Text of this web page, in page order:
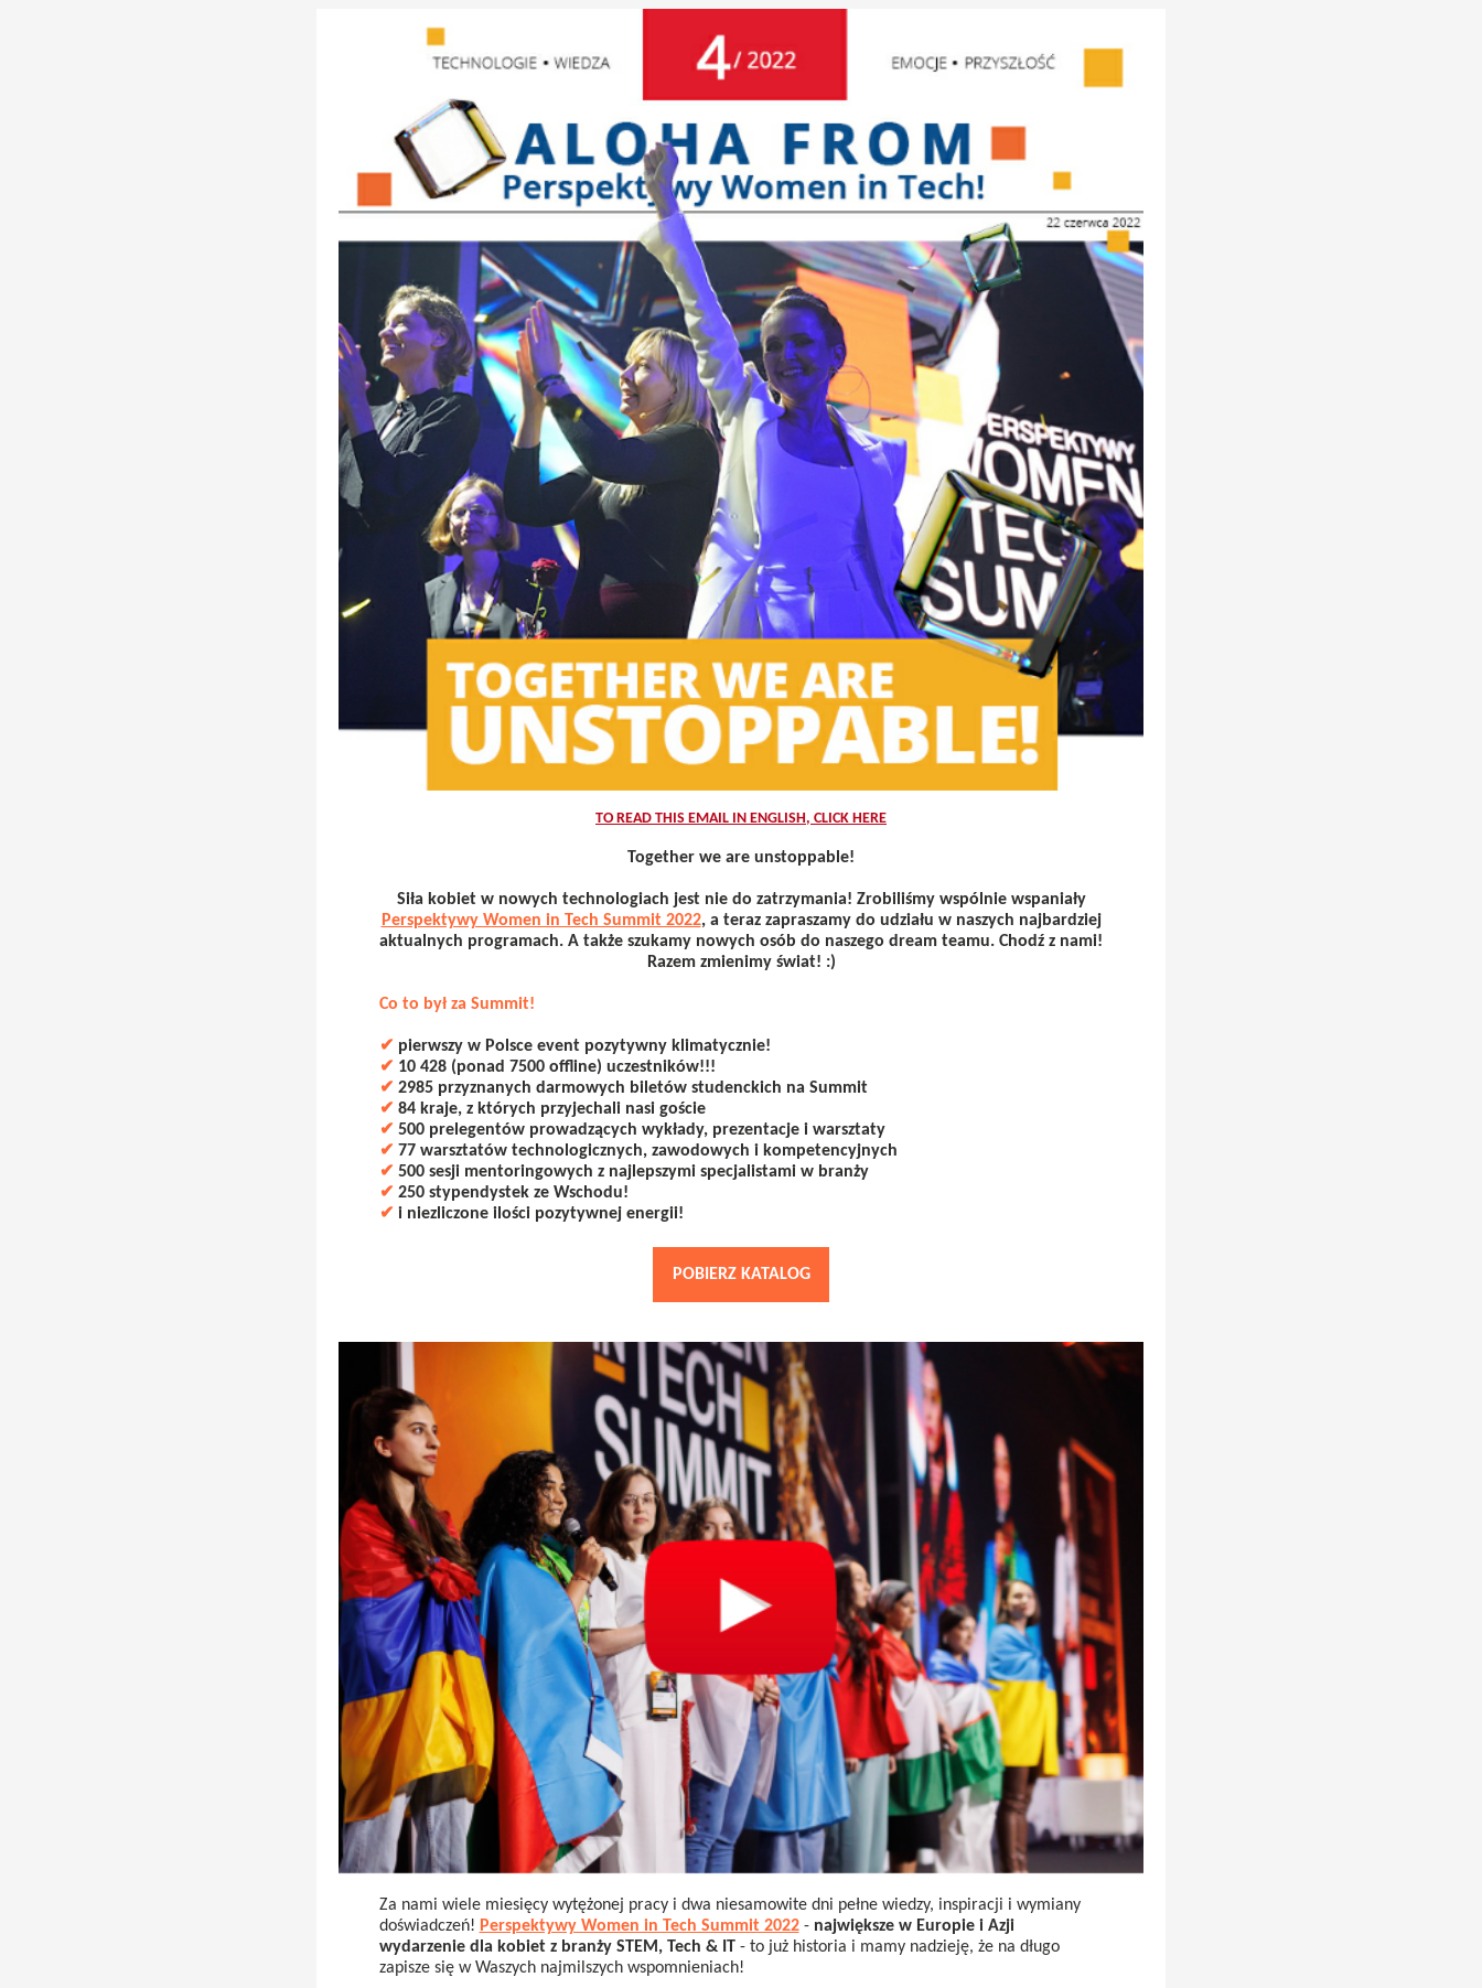
TO READ THIS EMAIL IN ENGLISH, CLICK HERE
Together we are unstoppable!
Siła kobiet w nowych technologiach jest nie do zatrzymania! Zrobiliśmy wspólnie wspaniały
Perspektywy Women in Tech Summit 2022, a teraz zapraszamy do udziału w naszych najbardziej
aktualnych programach. A także szukamy nowych osób do naszego dream teamu. Chodź z nami!
Razem zmienimy świat! :)
Co to był za Summit!
✔ pierwszy w Polsce event pozytywny klimatycznie!
✔ 10 428 (ponad 7500 offline) uczestników!!!
✔ 2985 przyznanych darmowych biletów studenckich na Summit
✔ 84 kraje, z których przyjechali nasi goście
✔ 500 prelegentów prowadzących wykłady, prezentacje i warsztaty
✔ 77 warsztatów technologicznych, zawodowych i kompetencyjnych
✔ 500 sesji mentoringowych z najlepszymi specjalistami w branży
✔ 250 stypendystek ze Wschodu!
✔ i niezliczone ilości pozytywnej energii!
POBIERZ KATALOG
Za nami wiele miesięcy wytężonej pracy i dwa niesamowite dni pełne wiedzy, inspiracji i wymiany
doświadczeń! Perspektywy Women in Tech Summit 2022- największe w Europie i Azji
wydarzenie dla kobiet z branży STEM, Tech & IT- to już historia i mamy nadzieję, że na długo
zapisze się w Waszych najmilszych wspomnieniach!